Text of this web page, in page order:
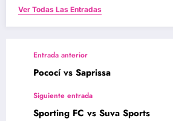
Ver Todas Las Entradas
Entrada anterior
Pococí vs Saprissa
Siguiente entrada
Sporting FC vs Suva Sports